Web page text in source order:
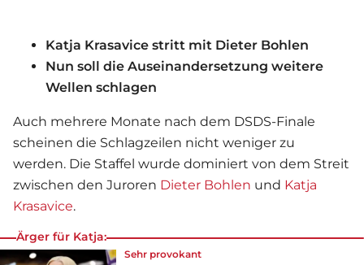
Katja Krasavice stritt mit Dieter Bohlen
Nun soll die Auseinandersetzung weitere
Wellen schlagen
Auch mehrere Monate nach dem DSDS-Finale
scheinen die Schlagzeilen nicht weniger zu
werden. Die Staffel wurde dominiert von dem Streit
zwischen den Juroren Dieter Bohlen und Katja
Krasavice.
Ärger für Katja:
Sehr provokant